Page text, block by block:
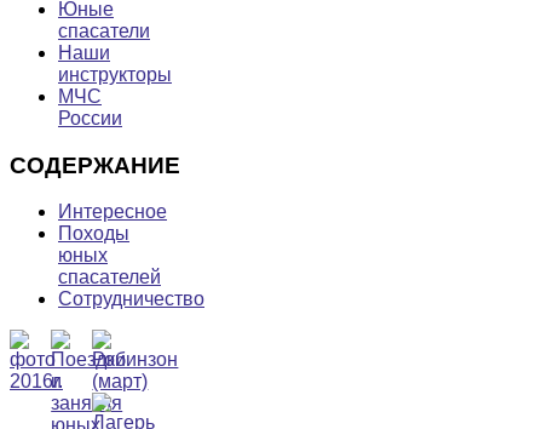
Юные
спасатели
Наши
инструкторы
МЧС
России
СОДЕРЖАНИЕ
Интересное
Походы
юных
спасателей
Сотрудничество